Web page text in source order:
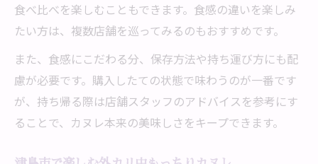
食べ比べを楽しむこともできます。食感の違いを楽しみ
たい方は、複数店舗を巡ってみるのもおすすめです。
また、食感にこだわる分、保存方法や持ち運び方にも配
慮が必要です。購入したての状態で味わうのが一番です
が、持ち帰る際は店舗スタッフのアドバイスを参考にす
ることで、カヌレ本来の美味しさをキープできます。